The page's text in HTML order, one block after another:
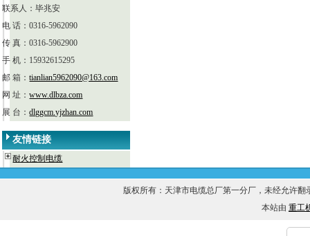
联系人：毕兆安
电 话：0316-5962090
传 真：0316-5962900
手 机：15932615295
邮 箱：tianlian5962090@163.com
网 址：www.dlbza.com
展 台：dlggcm.yjzhan.com
友情链接
耐火控制电缆
版权所有：天津市电缆总厂第一分厂，未经允许
本站由 重工